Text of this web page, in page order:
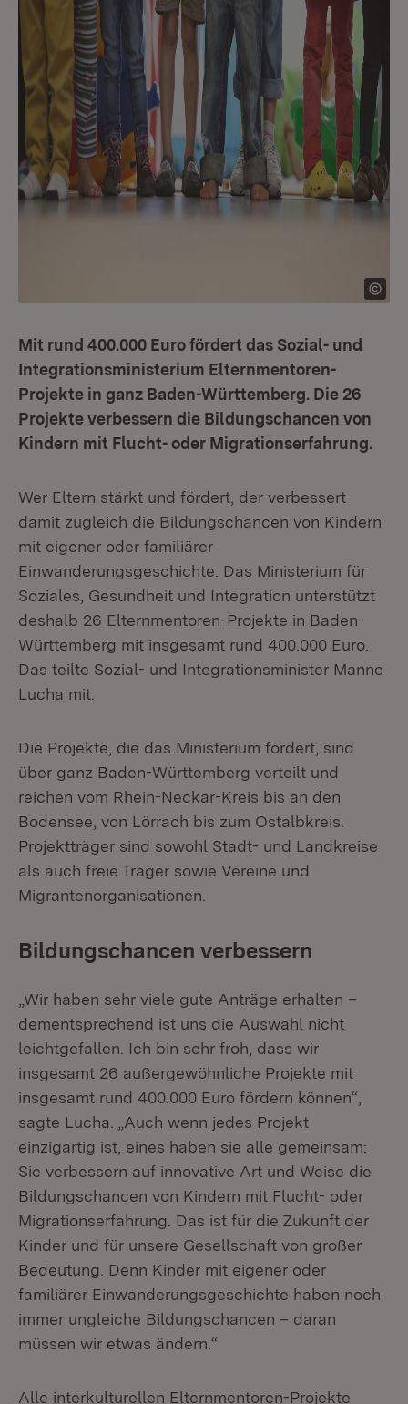
Mit rund 400.000 Euro fördert das Sozial- und
Integrationsministerium Elternmentoren-
Projekte in ganz Baden-Württemberg. Die 26
Projekte verbessern die Bildungschancen von
Kindern mit Flucht- oder Migrationserfahrung.
Wer Eltern stärkt und fördert, der verbessert
damit zugleich die Bildungschancen von Kindern
mit eigener oder familiärer
Einwanderungsgeschichte. Das Ministerium für
Soziales, Gesundheit und Integration unterstützt
deshalb 26 Elternmentoren-Projekte in Baden-
Württemberg mit insgesamt rund 400.000 Euro.
Das teilte Sozial- und Integrationsminister Manne
Lucha mit.
Die Projekte, die das Ministerium fördert, sind
über ganz Baden-Württemberg verteilt und
reichen vom Rhein-Neckar-Kreis bis an den
Bodensee, von Lörrach bis zum Ostalbkreis.
Projektträger sind sowohl Stadt- und Landkreise
als auch freie Träger sowie Vereine und
Migrantenorganisationen.
Bildungschancen verbessern
„Wir haben sehr viele gute Anträge erhalten –
dementsprechend ist uns die Auswahl nicht
leichtgefallen. Ich bin sehr froh, dass wir
insgesamt 26 außergewöhnliche Projekte mit
insgesamt rund 400.000 Euro fördern können“,
sagte Lucha. „Auch wenn jedes Projekt
einzigartig ist, eines haben sie alle gemeinsam:
Sie verbessern auf innovative Art und Weise die
Bildungschancen von Kindern mit Flucht- oder
Migrationserfahrung. Das ist für die Zukunft der
Kinder und für unsere Gesellschaft von großer
Bedeutung. Denn Kinder mit eigener oder
familiärer Einwanderungsgeschichte haben noch
immer ungleiche Bildungschancen – daran
müssen wir etwas ändern.“
Alle interkulturellen Elternmentoren-Projekte